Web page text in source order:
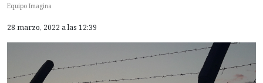
Equipo Imagina
28 marzo, 2022 a las 12:39